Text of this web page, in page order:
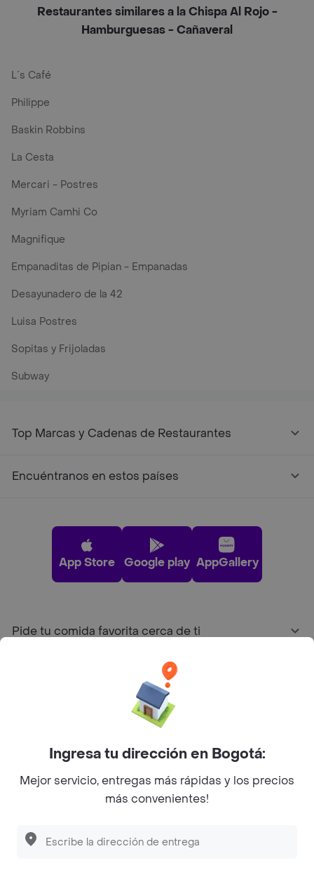
Restaurantes similares a la Chispa Al Rojo -
Hamburguesas - Cañaveral
L´s Café
Philippe
Baskin Robbins
La Cesta
Mercari - Postres
Myriam Camhi Co
Magnifique
Empanaditas de Pipian - Empanadas
Desayunadero de la 42
Luisa Postres
Sopitas y Frijoladas
Subway
Top Marcas y Cadenas de Restaurantes
Encuéntranos en estos países
App Store Google play AppGallery
Pide tu comida favorita cerca de ti
Sobre Rappi
Facebook
Twitter
Instagram
© 2026Rappi Inc. All rights reserved.
Ingresa tu dirección en Bogotá:
Mejor servicio, entregas más rápidas y los precios
más convenientes!